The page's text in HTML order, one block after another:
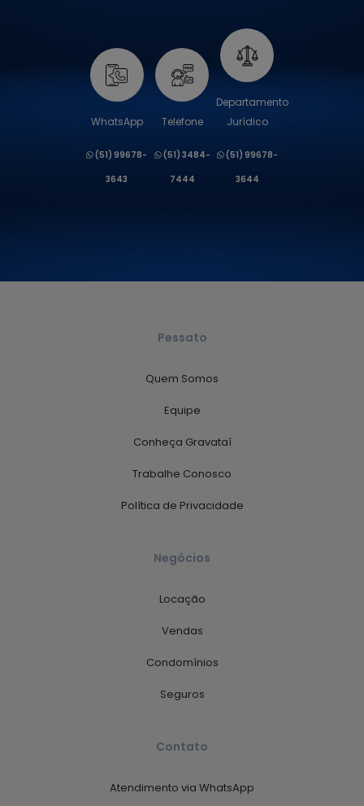
WhatsApp
(51) 99678-
3643
Telefone
(51) 3484-
7444
Departamento
Jurídico
(51) 99678-
3644
Pessato
Quem Somos
Equipe
Conheça Gravataí
Trabalhe Conosco
Política de Privacidade
Negócios
Locação
Vendas
Condomínios
Seguros
Contato
Atendimento via WhatsApp